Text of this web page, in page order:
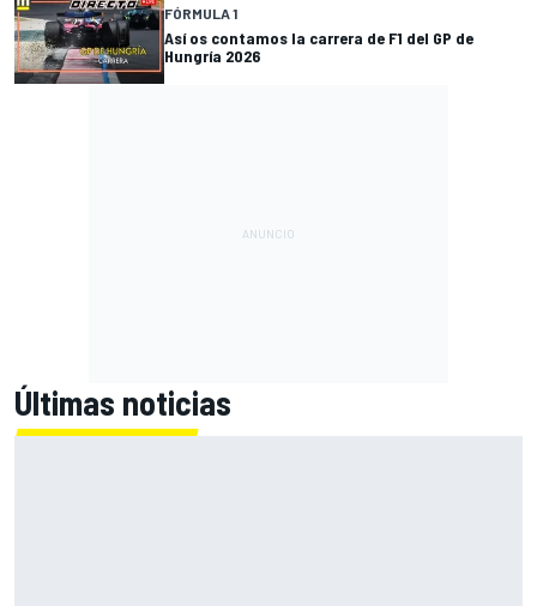
FÓRMULA 1
Así os contamos la carrera de F1 del GP de
Hungría 2026
Últimas noticias